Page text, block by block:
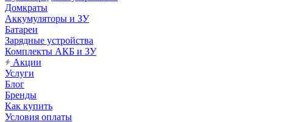
Домкраты
Аккумуляторы и ЗУ
Батареи
Зарядные устройства
Комплекты АКБ и ЗУ
Акции
Услуги
Блог
Бренды
Как купить
Условия оплаты